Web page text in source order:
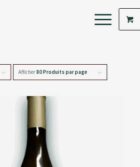
Afficher80 Produits par page